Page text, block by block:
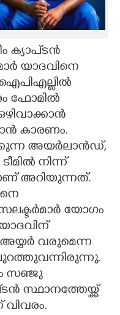
ക്യാപ്ടൻ
യാദവിനെ
ഐപിഎല്ലിൽ
ഫോമിൽ
കാരണം.
അയർലാൻഡ്,
നിന്ന്
അറിയുന്നത്.
യോഗം
വരുമെന്ന
സഞ്ജു
സ്ഥാനത്തേയ്ക്ക്